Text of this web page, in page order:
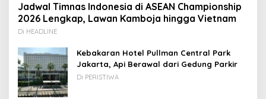
Jadwal Timnas Indonesia di ASEAN Championship
2026 Lengkap, Lawan Kamboja hingga Vietnam
Di HEADLINE
Kebakaran Hotel Pullman Central Park
Jakarta, Api Berawal dari Gedung Parkir
Di PERISTIWA